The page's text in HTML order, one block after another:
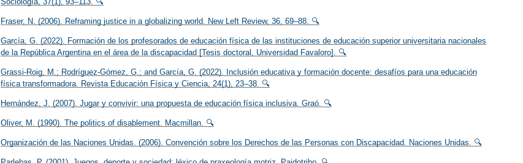
Fraser, N. (2006). Reframing justice in a globalizing world. New Left Review, 36, 69–88. 🔍
García, G. (2022). Formación de los profesorados de educación física de las instituciones de educación superior universitaria nacionales
de la República Argentina en el área de la discapacidad [Tesis doctoral, Universidad Favaloro]. 🔍
Grassi-Roig, M.; Rodríguez-Gómez, G.; and García, G. (2022). Inclusión educativa y formación docente: desafíos para una educación
física transformadora. Revista Educación Física y Ciencia, 24(1), 23–38. 🔍
Hernández, J. (2007). Jugar y convivir: una propuesta de educación física inclusiva. Graó. 🔍
Oliver, M. (1990). The politics of disablement. Macmillan. 🔍
Organización de las Naciones Unidas. (2006). Convención sobre los Derechos de las Personas con Discapacidad. Naciones Unidas. 🔍